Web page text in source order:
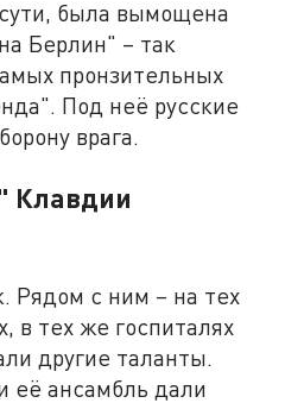
была вымощена
Берлин" – так
пронзительных
Под неё русские
врага.
Клавдии
Рядом с ним – на тех
в тех же госпиталях
другие таланты.
её ансамбль дали